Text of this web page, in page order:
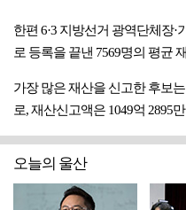
한편 6·3 지방선거 광역단체장
로 등록을 끝낸 7569명의 평균
가장 많은 재산을 신고한 후보
로, 재산신고액은 1049억 2895
오늘의 울산